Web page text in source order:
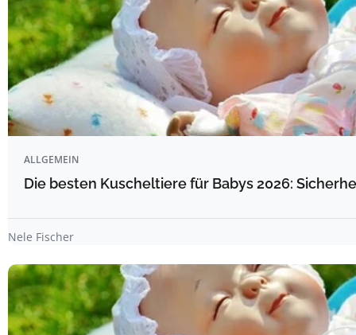
ALLGEMEIN
Die besten Kuscheltiere für Babys 2026:
Nele Fischer